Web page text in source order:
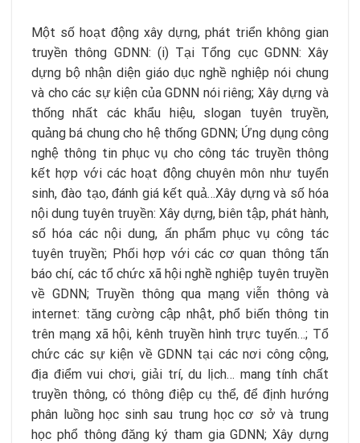
Một số hoạt động xây dựng, phát triển không gian
truyền thông GDNN: (i) Tại Tổng cục GDNN: Xây
dựng bộ nhận diện giáo dục nghề nghiệp nói chung
và cho các sự kiện của GDNN nói riêng; Xây dựng và
thống nhất các khẩu hiệu, slogan tuyên truyền,
quảng bá chung cho hệ thống GDNN; Ứng dụng công
nghệ thông tin phục vụ cho công tác truyền thông
kết hợp với các hoạt động chuyên môn như tuyển
sinh, đào tạo, đánh giá kết quả…Xây dựng và số hóa
nội dung tuyên truyền: Xây dựng, biên tập, phát hành,
số hóa các nội dung, ấn phẩm phục vụ công tác
tuyên truyền; Phối hợp với các cơ quan thông tấn
báo chí, các tổ chức xã hội nghề nghiệp tuyên truyền
về GDNN; Truyền thông qua mạng viễn thông và
internet: tăng cường cập nhật, phổ biến thông tin
trên mạng xã hội, kênh truyền hình trực tuyến…; Tổ
chức các sự kiện về GDNN tại các nơi công cộng,
địa điểm vui chơi, giải trí, du lịch… mang tính chất
truyền thông, có thông điệp cụ thể, để định hướng
phân luồng học sinh sau trung học cơ sở và trung
học phổ thông đăng ký tham gia GDNN; Xây dựng